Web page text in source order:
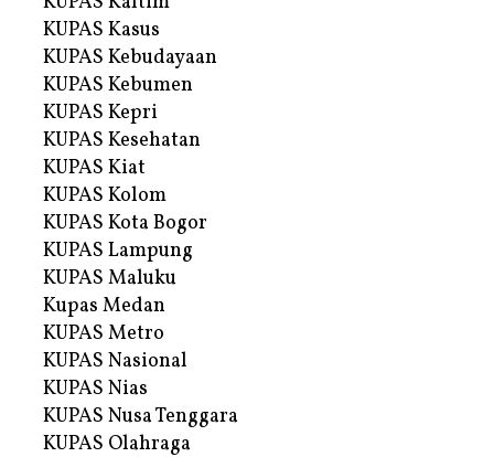
KUPAS Kasus
KUPAS Kebudayaan
KUPAS Kebumen
KUPAS Kepri
KUPAS Kesehatan
KUPAS Kiat
KUPAS Kolom
KUPAS Kota Bogor
KUPAS Lampung
KUPAS Maluku
Kupas Medan
KUPAS Metro
KUPAS Nasional
KUPAS Nias
KUPAS Nusa Tenggara
KUPAS Olahraga